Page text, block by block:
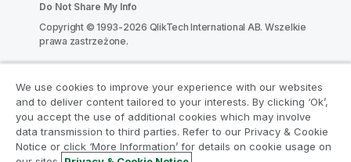
Do Not Share My Info
Copyright © 1993-2026 QlikTech International AB. Wszelkie
prawa zastrzeżone.
Dołącz do Programu Modernizacji
Analityki
Przeprowadź modernizację bez szkody dla Twoich
We use cookies to improve your experience with our websites
and to deliver content tailored to your interests. By clicking ‘Ok’,
you accept the use of additional cookies which may involve
data transmission to third parties. Refer to our Privacy & Cookie
Notice or click ‘More Information’ for details on cookie usage on